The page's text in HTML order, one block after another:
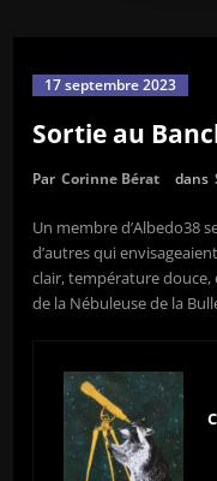
17 septembre 2023
Sortie au
Par Corinne Bérat dans
Un membre d’Albedo38
d’autres qui
clair, température
de la Nébuleuse de la